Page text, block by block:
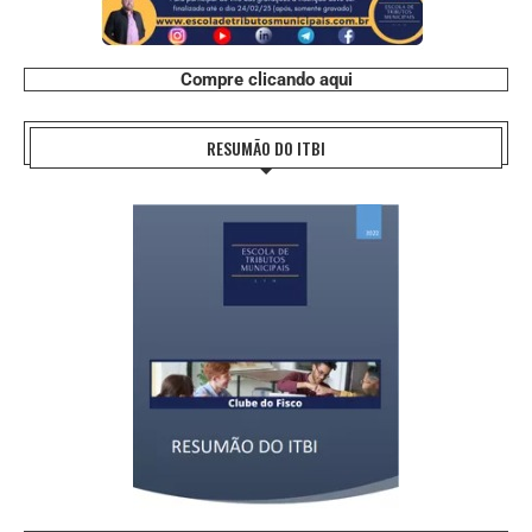
Compre clicando aqui
RESUMÃO DO ITBI